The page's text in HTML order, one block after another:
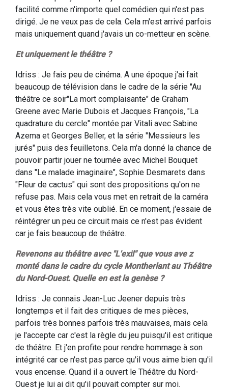
facilité comme n'importe quel comédien qui n'est pas
dirigé. Je ne veux pas de cela. Cela m'est arrivé parfois
mais uniquement quand j'avais un co-metteur en scène.
Et uniquement le théâtre ?
Idriss : Je fais peu de cinéma. A une époque j'ai fait
beaucoup de télévision dans le cadre de la série "Au
théâtre ce soir"La mort complaisante" de Graham
Greene avec Marie Dubois et Jacques François, "La
quadrature du cercle" montée par Vitali avec Sabine
Azema et Georges Beller, et la série "Messieurs les
jurés" puis des feuilletons. Cela m'a donné la chance de
pouvoir partir jouer ne tournée avec Michel Bouquet
dans "Le malade imaginaire", Sophie Desmarets dans
"Fleur de cactus" qui sont des propositions qu'on ne
refuse pas. Mais cela vous met en retrait de la caméra
et vous êtes très vite oublié. En ce moment, j'essaie de
réintégrer un peu ce circuit mais ce n'est pas évident
car je fais beaucoup de théâtre.
Revenons au théâtre avec "L'exil" que vous ave z
monté dans le cadre du cycle Montherlant au Théâtre
du Nord-Ouest. Quelle en est la genèse ?
Idriss : Je connais Jean-Luc Jeener depuis très
longtemps et il fait des critiques de mes pièces,
parfois très bonnes parfois très mauvaises, mais cela
je l'accepte car c'est la règle du jeu puisqu'il est critique
de théâtre. Et j'en profite pour rendre hommage à son
intégrité car ce n'est pas parce qu'il vous aime bien qu'il
vous encense. Quand il a ouvert le Théâtre du Nord-
Ouest je lui ai dit qu'il pouvait compter sur moi.